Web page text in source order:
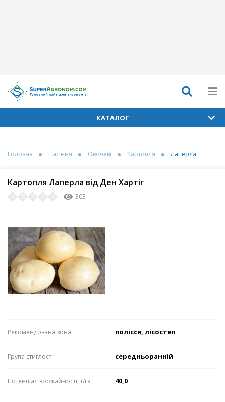
КАТАЛОГ
Головна Насіння Овочеві Картопля Лаперла
Картопля Лаперла від Ден Хартіг
303
Рекомендована зона полісся, лісостеп
Група стиглості середньоранній
Потенціал врожайності, т/га 40,0